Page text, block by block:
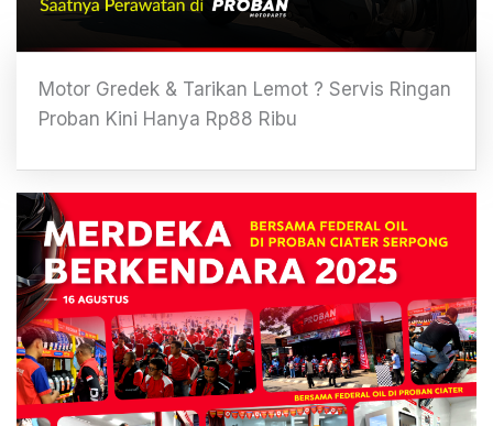
Motor Gredek & Tarikan Lemot ? Servis Ringan
Proban Kini Hanya Rp88 Ribu